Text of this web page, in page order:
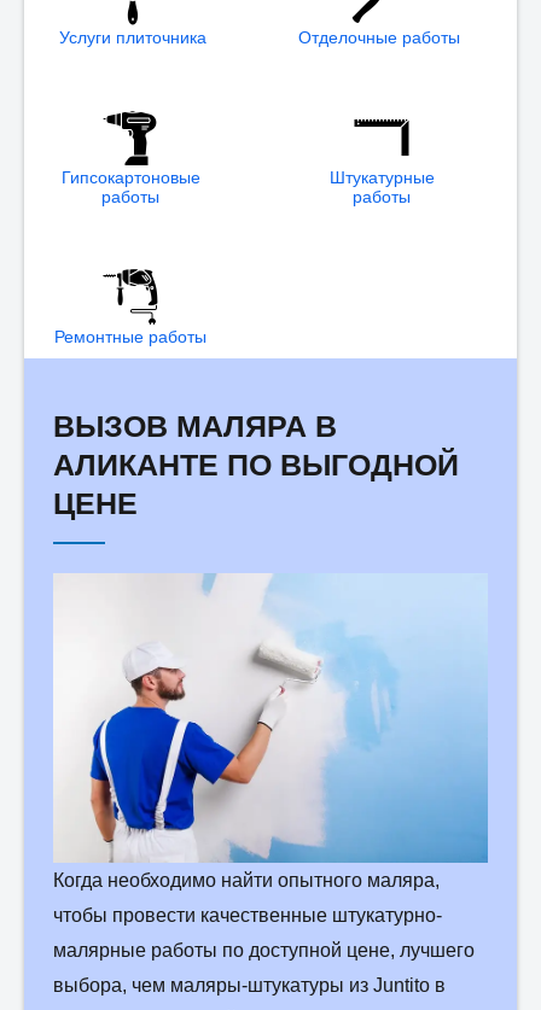
Услуги плиточника Отделочные работы
Гипсокартоновые
работы
Штукатурные
работы
Ремонтные работы
ВЫЗОВ МАЛЯРА В
АЛИКАНТЕ ПО ВЫГОДНОЙ
ЦЕНЕ
Когда необходимо найти опытного маляра,
чтобы провести качественные штукатурно-
малярные работы по доступной цене, лучшего
выбора, чем маляры-штукатуры из Juntito в